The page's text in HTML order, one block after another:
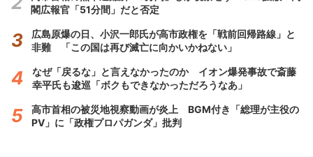
閣広報官「51分間」だと否定
広島原爆の日、小沢一郎氏が高市政権を「戦前回帰路線」と
非難 「この国は再び滅亡に向かいかねない」
なぜ「戻るな」と言えなかったのか イオン爆発事故で斎藤
幸平氏も逡巡「ボクもできなかっただろうなあ」
高市首相の被災地視察動画が炎上 BGM付き「総理が主役の
PV」に「政権プロパガンダ」批判